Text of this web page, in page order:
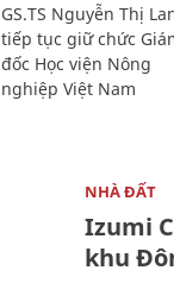
GS.TS Nguyễn Thị
tiếp tục giữ chức
đốc Học viện Nông
nghiệp Việt Nam
NHÀ ĐẤT
Izumi
khu